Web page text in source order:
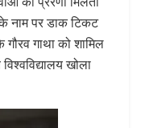
नाम पर डाक टिकट
गाथा को शामिल
खोला